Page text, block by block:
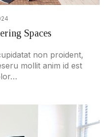
Spaces
non proident,
mollit anim id est